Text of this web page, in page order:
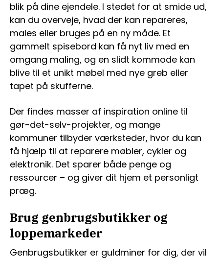
blik på dine ejendele. I stedet for at smide ud,
kan du overveje, hvad der kan repareres,
males eller bruges på en ny måde. Et
gammelt spisebord kan få nyt liv med en
omgang maling, og en slidt kommode kan
blive til et unikt møbel med nye greb eller
tapet på skufferne.
Der findes masser af inspiration online til
gør-det-selv-projekter, og mange
kommuner tilbyder værksteder, hvor du kan
få hjælp til at reparere møbler, cykler og
elektronik. Det sparer både penge og
ressourcer – og giver dit hjem et personligt
præg.
Brug genbrugsbutikker og
loppemarkeder
Genbrugsbutikker er guldminer for dig, der vil